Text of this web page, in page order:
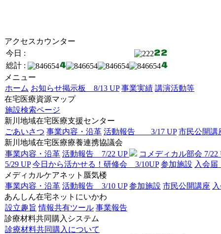
アクセスカウンター
今日 :
総計 :
メニュー
ホーム お知らせ掲示板 8/13 UP 事業実績 講演活動等
在宅医療資源マップ
施設検索ページ
新川地域在宅医療支援センター
ごあいさつ 事業内容・沿革 活動報告 3/17 UP 市民公開
新川地域在宅医療療養連携協議会
事業内容・沿革 活動報告 7/22 UP
コメディカル部会 7/22
5/29 UP 今日から活かせる！研修会 3/10UP 参加施設 入
メディカルケアネット蜃気楼
事業内容・沿革 活動報告 3/10 UP 参加施設 市民公開講座
あんしん在宅ネットにいかわ
設立趣旨 情報共有ツール 事業報告
診療材料共同購入システム
診療材料共同購入について